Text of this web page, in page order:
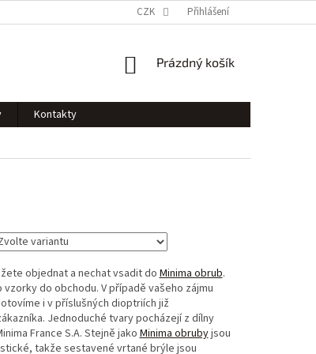
CZK Přihlášení
NÁKUPNÍ
Prázdný košík
Kontakty
objednat a nechat vsadit doMinima obrub.
vzorky do obchodu. V případě vašeho zájmu
i v příslušných dioptriích již
Jednoduché tvary pocházejí z dílny
France S.A. Stejně jakoMinima obrubyjsou
takže sestavené vrtané brýle jsou